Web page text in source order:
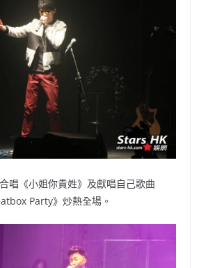
唱《小姐你貴姓》及獻唱自己歌曲
Party》炒熱全場。